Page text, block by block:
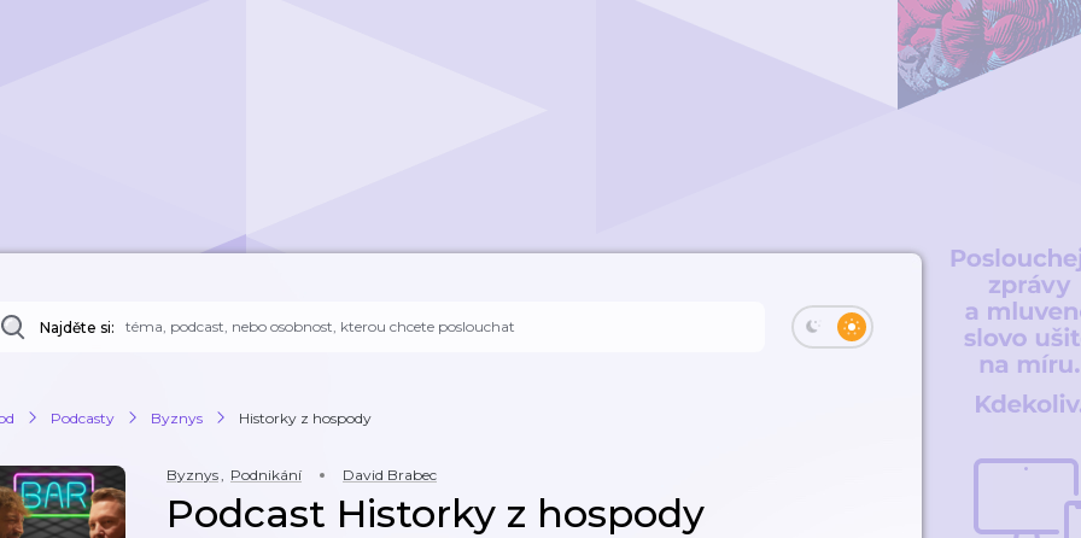
Najděte si:
Podcasty Byznys Historky z hospody
Byznys, Podnikání David Brabec
Podcast Historky z hospody